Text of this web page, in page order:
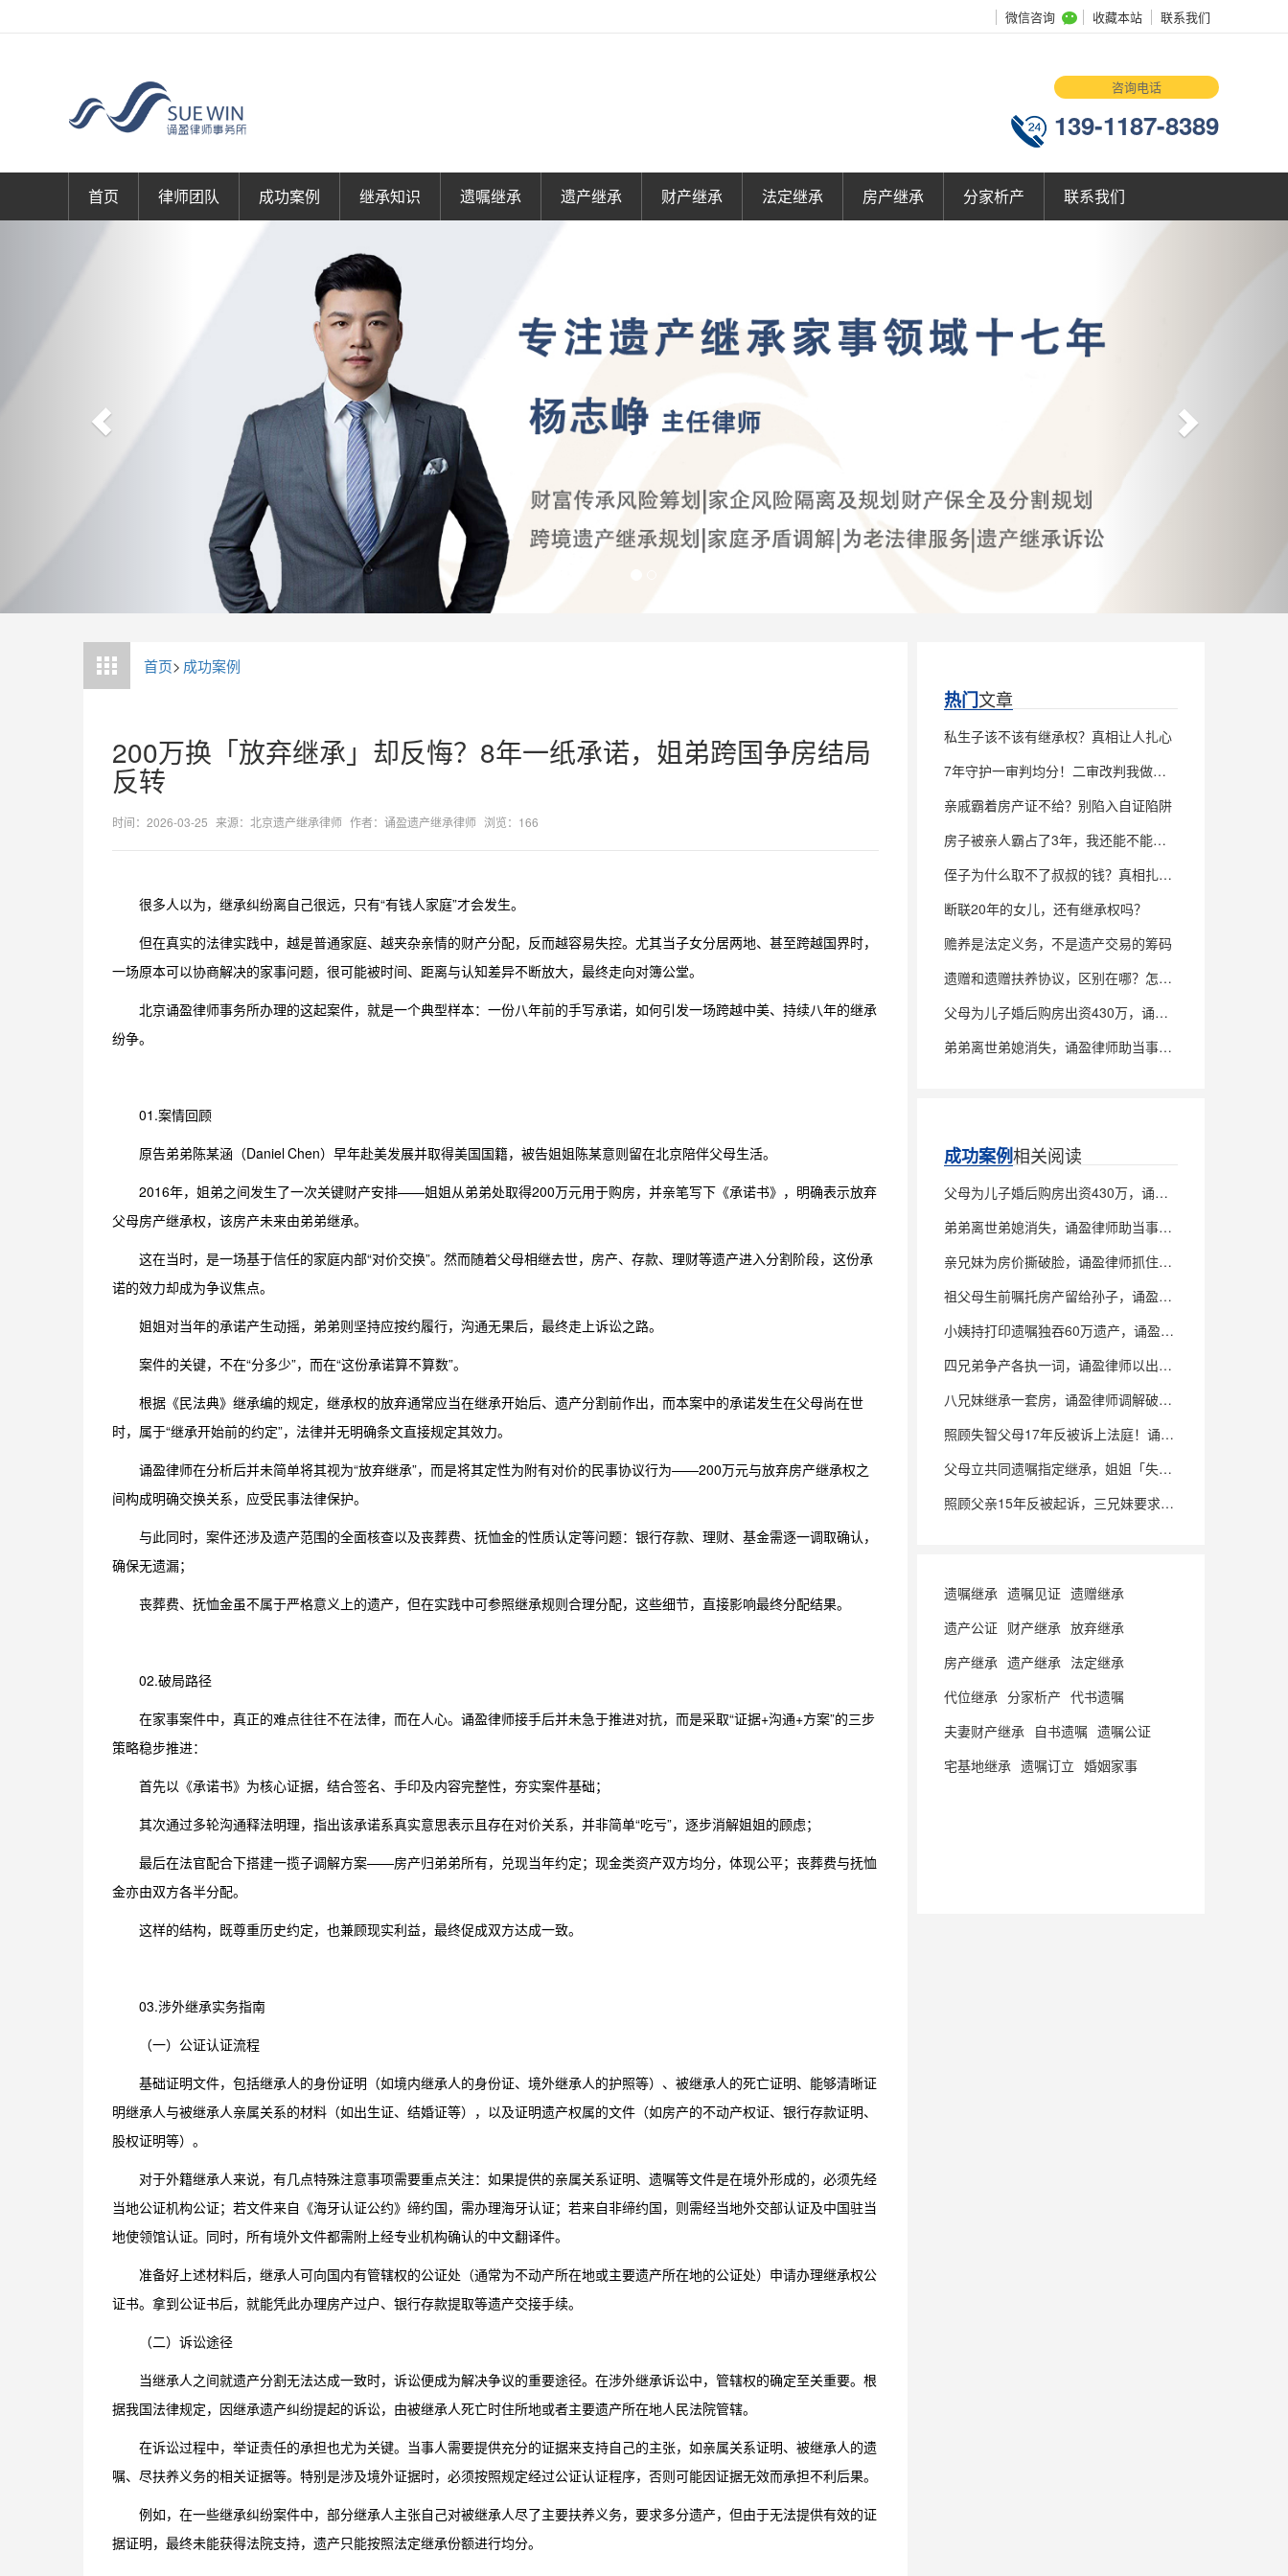
微信咨询 收藏本站 联系我们
咨询电话
139-1187-8389
首页 律师团队 成功案例 继承知识 遗嘱继承 遗产继承 财产继承 法定继承 房产继承 分家析产 联系我们
首页> 成功案例
200万换「放弃继承」却反悔？8年一纸承诺，姐弟跨国争房结局
反转
时间：2026-03-25 来源：北京遗产继承律师 作者：诵盈遗产继承律师 浏览：166
很多人以为，继承纠纷离自己很远，只有“有钱人家庭”才会发生。
但在真实的法律实践中，越是普通家庭、越夹杂亲情的财产分配，反而越容易失控。尤其当子女分居两地、甚至跨越国界时，
一场原本可以协商解决的家事问题，很可能被时间、距离与认知差异不断放大，最终走向对簿公堂。
北京诵盈律师事务所办理的这起案件，就是一个典型样本：一份八年前的手写承诺，如何引发一场跨越中美、持续八年的继承
纷争。
01.案情回顾
原告弟弟陈某涵（Daniel Chen）早年赴美发展并取得美国国籍，被告姐姐陈某意则留在北京陪伴父母生活。
2016年，姐弟之间发生了一次关键财产安排——姐姐从弟弟处取得200万元用于购房，并亲笔写下《承诺书》，明确表示放弃
父母房产继承权，该房产未来由弟弟继承。
这在当时，是一场基于信任的家庭内部“对价交换”。然而随着父母相继去世，房产、存款、理财等遗产进入分割阶段，这份承
诺的效力却成为争议焦点。
姐姐对当年的承诺产生动摇，弟弟则坚持应按约履行，沟通无果后，最终走上诉讼之路。
案件的关键，不在“分多少”，而在“这份承诺算不算数”。
根据《民法典》继承编的规定，继承权的放弃通常应当在继承开始后、遗产分割前作出，而本案中的承诺发生在父母尚在世
时，属于“继承开始前的约定”，法律并无明确条文直接规定其效力。
诵盈律师在分析后并未简单将其视为“放弃继承”，而是将其定性为附有对价的民事协议行为——200万元与放弃房产继承权之
间构成明确交换关系，应受民事法律保护。
与此同时，案件还涉及遗产范围的全面核查以及丧葬费、抚恤金的性质认定等问题：银行存款、理财、基金需逐一调取确认，
确保无遗漏；
丧葬费、抚恤金虽不属于严格意义上的遗产，但在实践中可参照继承规则合理分配，这些细节，直接影响最终分配结果。
02.破局路径
在家事案件中，真正的难点往往不在法律，而在人心。诵盈律师接手后并未急于推进对抗，而是采取“证据+沟通+方案”的三步
策略稳步推进：
首先以《承诺书》为核心证据，结合签名、手印及内容完整性，夯实案件基础；
其次通过多轮沟通释法明理，指出该承诺系真实意思表示且存在对价关系，并非简单“吃亏”，逐步消解姐姐的顾虑；
最后在法官配合下搭建一揽子调解方案——房产归弟弟所有，兑现当年约定；现金类资产双方均分，体现公平；丧葬费与抚恤
金亦由双方各半分配。
这样的结构，既尊重历史约定，也兼顾现实利益，最终促成双方达成一致。
03.涉外继承实务指南
（一）公证认证流程
基础证明文件，包括继承人的身份证明（如境内继承人的身份证、境外继承人的护照等）、被继承人的死亡证明、能够清晰证
明继承人与被继承人亲属关系的材料（如出生证、结婚证等），以及证明遗产权属的文件（如房产的不动产权证、银行存款证明、
股权证明等）。
对于外籍继承人来说，有几点特殊注意事项需要重点关注：如果提供的亲属关系证明、遗嘱等文件是在境外形成的，必须先经
当地公证机构公证；若文件来自《海牙认证公约》缔约国，需办理海牙认证；若来自非缔约国，则需经当地外交部认证及中国驻当
地使领馆认证。同时，所有境外文件都需附上经专业机构确认的中文翻译件。
准备好上述材料后，继承人可向国内有管辖权的公证处（通常为不动产所在地或主要遗产所在地的公证处）申请办理继承权公
证书。拿到公证书后，就能凭此办理房产过户、银行存款提取等遗产交接手续。
（二）诉讼途径
当继承人之间就遗产分割无法达成一致时，诉讼便成为解决争议的重要途径。在涉外继承诉讼中，管辖权的确定至关重要。根
据我国法律规定，因继承遗产纠纷提起的诉讼，由被继承人死亡时住所地或者主要遗产所在地人民法院管辖。
在诉讼过程中，举证责任的承担也尤为关键。当事人需要提供充分的证据来支持自己的主张，如亲属关系证明、被继承人的遗
嘱、尽扶养义务的相关证据等。特别是涉及境外证据时，必须按照规定经过公证认证程序，否则可能因证据无效而承担不利后果。
例如，在一些继承纠纷案件中，部分继承人主张自己对被继承人尽了主要扶养义务，要求多分遗产，但由于无法提供有效的证
据证明，最终未能获得法院支持，遗产只能按照法定继承份额进行均分。
热门文章
私生子该不该有继承权？真相让人扎心
7年守护一审判均分！二审改判我做对了什么
亲戚霸着房产证不给？别陷入自证陷阱
房子被亲人霸占了3年，我还能不能继承
侄子为什么取不了叔叔的钱？真相扎心了
断联20年的女儿，还有继承权吗？
赡养是法定义务，不是遗产交易的筹码
遗赠和遗赠扶养协议，区别在哪？怎么签才稳？
父母为儿子婚后购房出资430万，诵盈律师助当事人追回全部款项
弟弟离世弟媳消失，诵盈律师助当事人诉讼确权，锁定父亲房产100%继承权
成功案例相关阅读
父母为儿子婚后购房出资430万，诵盈律师助当事人追回全部款项
弟弟离世弟媳消失，诵盈律师助当事人诉讼确权，锁定父亲房产100%继承权
亲兄妹为房价撕破脸，诵盈律师抓住关键漏洞，驳回对方全部诉求
祖父母生前嘱托房产留给孙子，诵盈律师巧调解助当事人锁定房屋产权
小姨持打印遗嘱独吞60万遗产，诵盈律师力破其漏洞，为外孙夺回一半
四兄弟争产各执一词，诵盈律师以出资事实为依据，助当事人保住朝阳房屋
八兄妹继承一套房，诵盈律师调解破局，为当事人争取57%房产份额
照顾失智父母17年反被诉上法庭！诵盈律师力证主要扶养，为当事人争取多分
父母立共同遗嘱指定继承，姐姐「失联阻挠」，诵盈律师助当事人顺利继承
照顾父亲15年反被起诉，三兄妹要求分房！诵盈律师力证赠与有效，两审全胜
遗嘱继承 遗嘱见证 遗赠继承
遗产公证 财产继承 放弃继承
房产继承 遗产继承 法定继承
代位继承 分家析产 代书遗嘱
夫妻财产继承 自书遗嘱 遗嘱公证
宅基地继承 遗嘱订立 婚姻家事